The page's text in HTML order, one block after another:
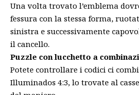
Una volta trovato l’emblema
fessura con la stessa forma,
sinistra e successivamente
il cancello.
Puzzle con lucchetto a
Potete controllare i codici ci
Illuminados 4:3, lo trovate al